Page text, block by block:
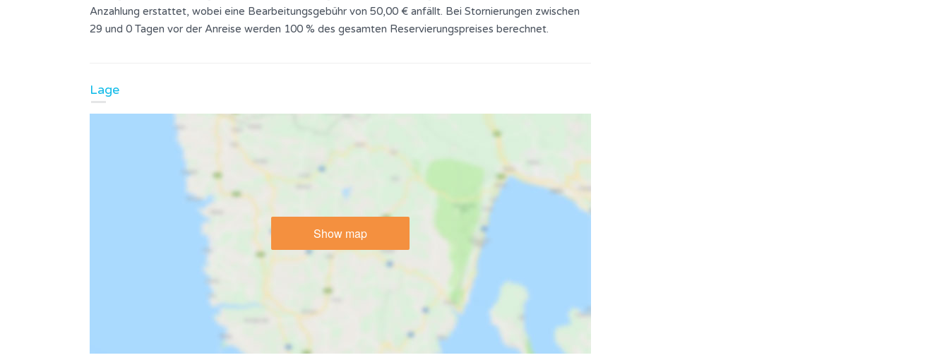
Anzahlung erstattet, wobei eine Bearbeitungsgebühr von 50,00 € anfällt. Bei Stornierungen zwischen
29 und 0 Tagen vor der Anreise werden 100 % des gesamten Reservierungspreises berechnet.
Lage
Show map